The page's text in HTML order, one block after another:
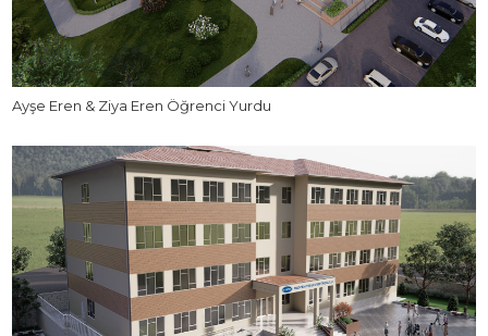
Ayşe Eren & Ziya Eren Öğrenci Yurdu